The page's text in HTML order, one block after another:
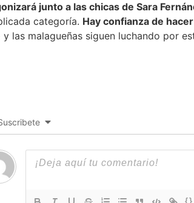
junto a las chicas de Sara
categoría. Hay confianza de
las malagueñas siguen luchando por
{}